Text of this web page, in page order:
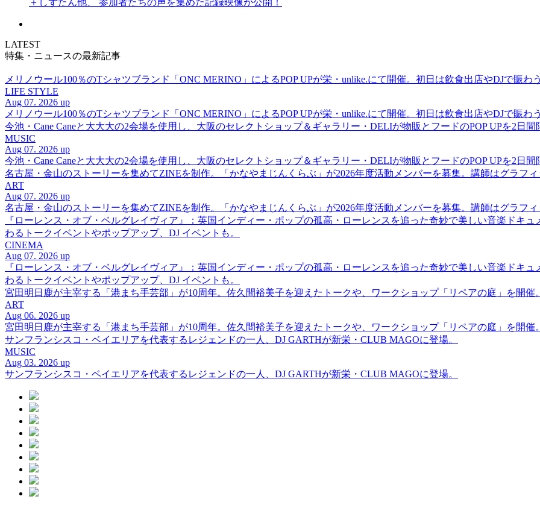
＋しずたん他、 参加者たちの声を集めた記録映像が公開！
LATEST
特集・ニュースの最新記事
メリノウール100％のTシャツブランド「ONC MERINO」によるPOP UPが栄・unlike.にて開催。初日は飲食出店やDJで賑わ
LIFE STYLE
Aug 07. 2026 up
メリノウール100％のTシャツブランド「ONC MERINO」によるPOP UPが栄・unlike.にて開催。初日は飲食出店やDJで賑わ
今池・Cane Caneと大大大の2会場を使用し、大阪のセレクトショップ＆ギャラリー・DELIが物販とフードのPOP UPを2日間
MUSIC
Aug 07. 2026 up
今池・Cane Caneと大大大の2会場を使用し、大阪のセレクトショップ＆ギャラリー・DELIが物販とフードのPOP UPを2日間
名古屋・金山のストーリーを集めてZINEを制作。「かなやまじんくらぶ」が2026年度活動メンバーを募集。講師はグラフ
ART
Aug 07. 2026 up
名古屋・金山のストーリーを集めてZINEを制作。「かなやまじんくらぶ」が2026年度活動メンバーを募集。講師はグラフ
『ローレンス・オブ・ベルグレイヴィア』：英国インディー・ポップの孤高・ローレンスを追った奇妙で美しい音楽ドキ
わるトークイベントやポップアップ、DJ イベントも。
CINEMA
Aug 07. 2026 up
『ローレンス・オブ・ベルグレイヴィア』：英国インディー・ポップの孤高・ローレンスを追った奇妙で美しい音楽ドキ
わるトークイベントやポップアップ、DJ イベントも。
宮田明日鹿が主宰する「港まち手芸部」が10周年。佐久間裕美子を迎えたトークや、ワークショップ「リペアの庭」を開催
ART
Aug 06. 2026 up
宮田明日鹿が主宰する「港まち手芸部」が10周年。佐久間裕美子を迎えたトークや、ワークショップ「リペアの庭」を開催
サンフランシスコ・ベイエリアを代表するレジェンドの一人、DJ GARTHが新栄・CLUB MAGOに登場。
MUSIC
Aug 03. 2026 up
サンフランシスコ・ベイエリアを代表するレジェンドの一人、DJ GARTHが新栄・CLUB MAGOに登場。